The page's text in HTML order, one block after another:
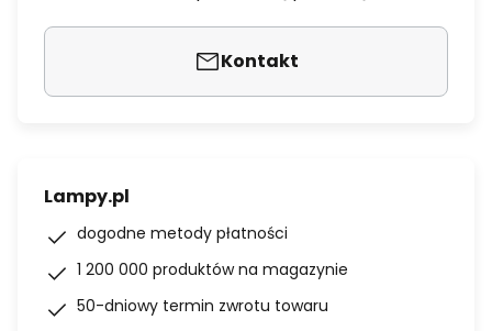
Kontakt
Lampy.pl
dogodne metody płatności
1 200 000 produktów na magazynie
50-dniowy termin zwrotu towaru